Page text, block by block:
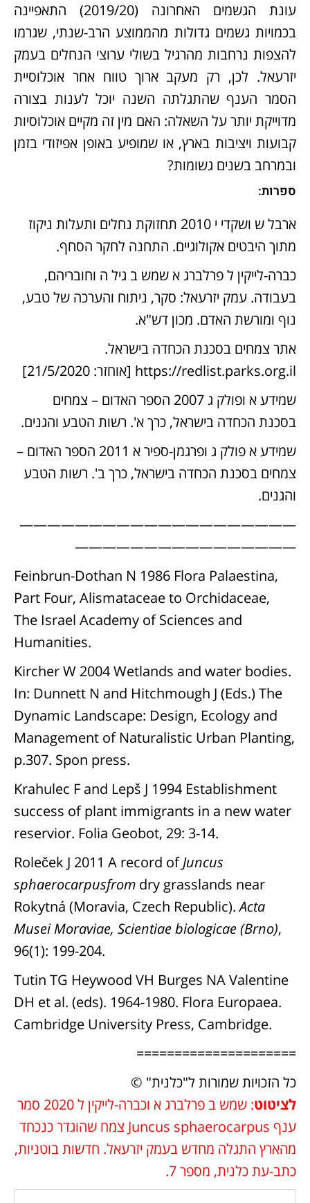
עונת הגשמים האחרונה (2019/20) התאפיינה
בכמויות גשמים גדולות מהממוצע הרב-שנתי, שגרמו
להצפות נרחבות מהרגיל בשולי ערוצי הנחלים בעמק
יזרעאל. לכן, רק מעקב ארוך טווח אחר אוכלוסיית
הסמר הענף שהתגלתה השנה יוכל לענות בצורה
מדוייקת יותר על השאלה: האם מין זה מקיים אוכלוסיות
קבועות ויציבות בארץ, או שמופיע באופן אפיזודי בזמן
ובמרחב בשנים גשומות?
ספרות:
ארבל ש ושקדי י 2010 תחזוקת נחלים ותעלות ניקוז
מתוך היבטים אקולוגיים. התחנה לחקר הסחף.
כברה-לייקין ל פרלברג א שמש ב גיל ה וחובריהם,
בעבודה. עמק יזרעאל: סקר, ניתוח והערכה של טבע,
נוף ומורשת האדם. מכון דש"א.
אתר צמחים בסכנת הכחדה בישראל.
https://redlist.parks.org.il [אוחזר: 21/5/2020]
שמידע א ופולק ג 2007 הספר האדום – צמחים
בסכנת הכחדה בישראל, כרך א'. רשות הטבע והגנים.
שמידע א פולק ג ופרגמן-ספיר א 2011 הספר האדום –
צמחים בסכנת הכחדה בישראל, כרך ב'. רשות הטבע
והגנים.
————————————————————
————————————————
Feinbrun-Dothan N 1986 Flora Palaestina,
Part Four, Alismataceae to Orchidaceae,
The Israel Academy of Sciences and
Humanities.
Kircher W 2004 Wetlands and water bodies.
In: Dunnett N and Hitchmough J (Eds.) The
Dynamic Landscape: Design, Ecology and
Management of Naturalistic Urban Planting,
p.307. Spon press.
Krahulec F and Lepš J 1994 Establishment
success of plant immigrants in a new water
reservior. Folia Geobot, 29: 3-14.
Roleček J 2011 A record ofJuncus
sphaerocarpusfrom dry grasslands near
Rokytná (Moravia, Czech Republic).Acta
Musei Moraviae, Scientiae biologicae (Brno),
96(1): 199-204.
Tutin TG Heywood VH Burges NA Valentine
DH et al. (eds). 1964-1980. Flora Europaea.
Cambridge University Press, Cambridge.
=====================
כל הזכויות שמורות ל"כלנית" ©
לציטוט
: שמש ב פרלברג א וכברה-לייקין ל 2020 סמר
ענף Juncus sphaerocarpus צמח שהוגדר כנכחד
מהארץ התגלה מחדש בעמק יזרעאל. חדשות בוטניות,
כתב-עת כלנית, מספר 7.